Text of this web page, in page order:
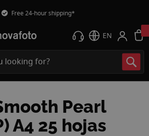
Free 24-hour shipping*
EN
Pearl
A4 25 hojas